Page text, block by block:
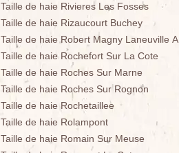
Taille de haie Rivieres Les Fosses
Taille de haie Rizaucourt Buchey
Taille de haie Robert Magny Laneuville A
Taille de haie Rochefort Sur La Cote
Taille de haie Roches Sur Marne
Taille de haie Roches Sur Rognon
Taille de haie Rochetaillee
Taille de haie Rolampont
Taille de haie Romain Sur Meuse